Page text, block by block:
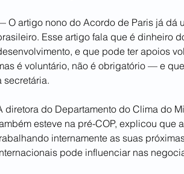
O artigo nono do Acordo de Paris já dá
Esse artigo fala que é dinheiro
e que pode ter apoios
é voluntário, não é obrigatório — e
secretária.
diretora do Departamento do Clima do
esteve na pré-COP, explicou que
internamente as suas
pode influenciar nas